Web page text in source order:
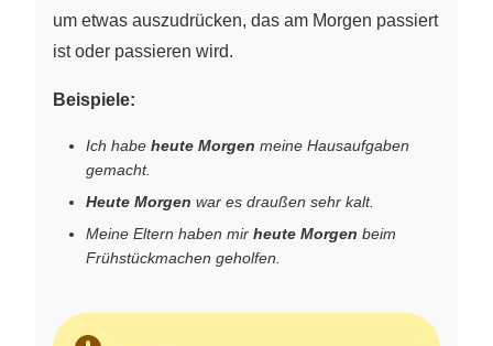
um etwas auszudrücken, das am Morgen passiert
ist oder passieren wird.
Beispiele:
Ich habe heute Morgen meine Hausaufgaben
gemacht.
Heute Morgen war es draußen sehr kalt.
Meine Eltern haben mir heute Morgen beim
Frühstückmachen geholfen.